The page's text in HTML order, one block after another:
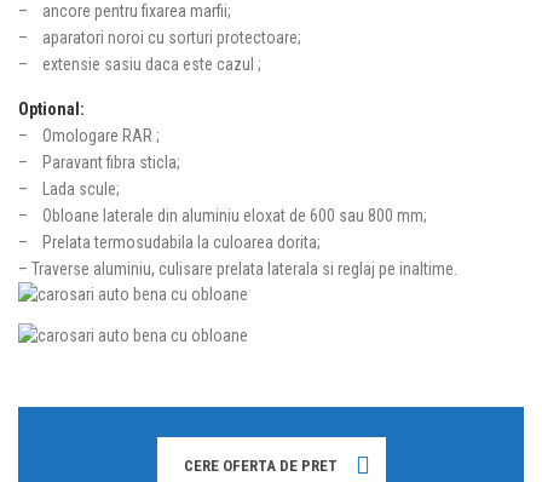
– ancore pentru fixarea marfii;
– aparatori noroi cu sorturi protectoare;
– extensie sasiu daca este cazul ;
Optional:
– Omologare RAR ;
– Paravant fibra sticla;
– Lada scule;
– Obloane laterale din aluminiu eloxat de 600 sau 800 mm;
– Prelata termosudabila la culoarea dorita;
– Traverse aluminiu, culisare prelata laterala si reglaj pe inaltime.
CERE OFERTA DE PRET